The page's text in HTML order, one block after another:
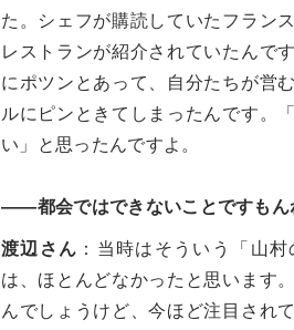
た。シェフが購読していたフラン
レストランが紹介されていたんで
にポツンとあって、自分たちが営
ルにピンときてしまったんです。
い」と思ったんですよ。
――都会ではできないことですもん
渡辺さん ：当時はそういう「山
は、ほとんどなかったと思います
んでしょうけど、今ほど注目され